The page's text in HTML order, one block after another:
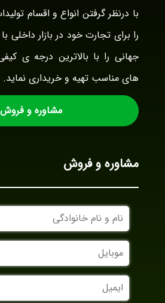
با درنظر گرفتن انواع و اقسام
را برای تجارت خود در بازار داخلی
جهانی را با بالاترین درجه ی
های مناسب تهیه و خریداری نماید.
مشاوره و فروش
مشاوره و فروش
نام
و
نام
خانوادگی
موبایل
ایمیل